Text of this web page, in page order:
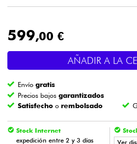
Luces
Vientos
Violines y cuarteto
599,00 €
AÑADIR A LA
Envíogratis
Precios bajosgarantizados
Satisfecho o rembolsado
Stock Internet
expedición entre 2 y 3 días
Ver